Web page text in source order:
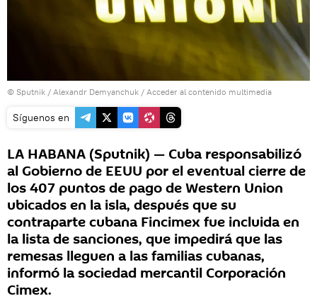
© Sputnik / Alexandr Demyanchuk / Acceder al contenido multimedia
Síguenos en
LA HABANA (Sputnik) — Cuba responsabilizó
al Gobierno de EEUU por el eventual cierre de
los 407 puntos de pago de Western Union
ubicados en la isla, después que su
contraparte cubana Fincimex fue incluida en
la lista de sanciones, que impedirá que las
remesas lleguen a las familias cubanas,
informó la sociedad mercantil Corporación
Cimex.